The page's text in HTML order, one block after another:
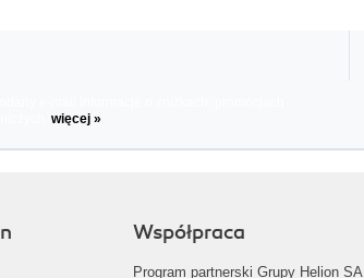
więcej »
Współpraca
Program partnerski Grupy Helion SA